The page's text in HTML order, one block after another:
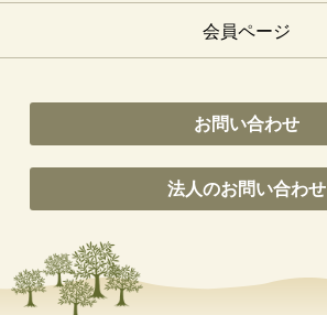
会員ページ
お問い合わせ
法人のお問い合わせ